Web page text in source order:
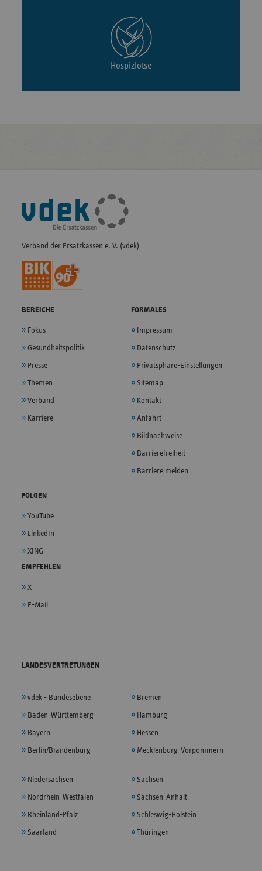
Hospizlotse
Fußleisten-
Navigation
Verband der Ersatzkassen e. V. (vdek)
BEREICHE
Fokus
Gesundheitspolitik
Presse
Themen
Verband
Karriere
FORMALES
Impressum
Datenschutz
Privatsphäre-Einstellungen
Sitemap
Kontakt
Anfahrt
Bildnachweise
Barrierefreiheit
Barriere melden
FOLGEN
YouTube
LinkedIn
XING
EMPFEHLEN
X
E-Mail
LANDESVERTRETUNGEN
vdek - Bundesebene
Baden-Württemberg
Bayern
Berlin/Brandenburg
Bremen
Hamburg
Hessen
Mecklenburg-Vorpommern
Niedersachsen
Nordrhein-Westfalen
Rheinland-Pfalz
Saarland
Sachsen
Sachsen-Anhalt
Schleswig-Holstein
Thüringen